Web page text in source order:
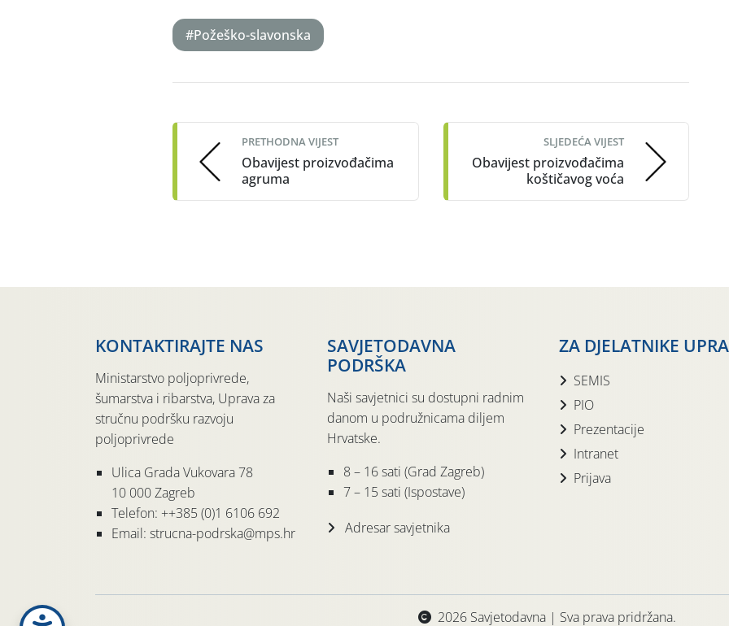
#Požeško-slavonska
navigation
PRETHODNA VIJEST
Obavijest proizvođačima
agruma
SLJEDEĆA VIJEST
Obavijest proizvođačima
koštičavog voća
KONTAKTIRAJTE NAS
Ministarstvo poljoprivrede,
šumarstva i ribarstva, Uprava za
stručnu podršku razvoju
poljoprivrede
Ulica Grada Vukovara 78
10 000 Zagreb
Telefon: ++385 (0)1 6106 692
Email: strucna-podrska@mps.hr
SAVJETODAVNA
PODRŠKA
Naši savjetnici su dostupni radnim
danom u podružnicama diljem
Hrvatske.
8 – 16 sati (Grad Zagreb)
7 – 15 sati (Ispostave)
Adresar savjetnika
ZA DJELATNIKE
SEMIS
PIO
Prezentacije
Intranet
Prijava
2026 Savjetodavna | Sva prava pridržana.